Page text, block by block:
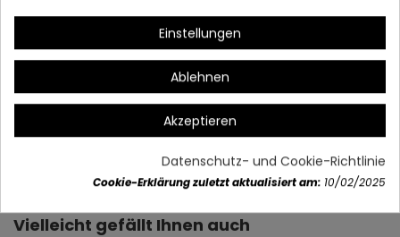
Vielleicht gefällt Ihnen auch
Einstellungen
Ablehnen
Akzeptieren
Datenschutz- und Cookie-Richtlinie
Cookie-Erklärung zuletzt aktualisiert am: 10/02/2025